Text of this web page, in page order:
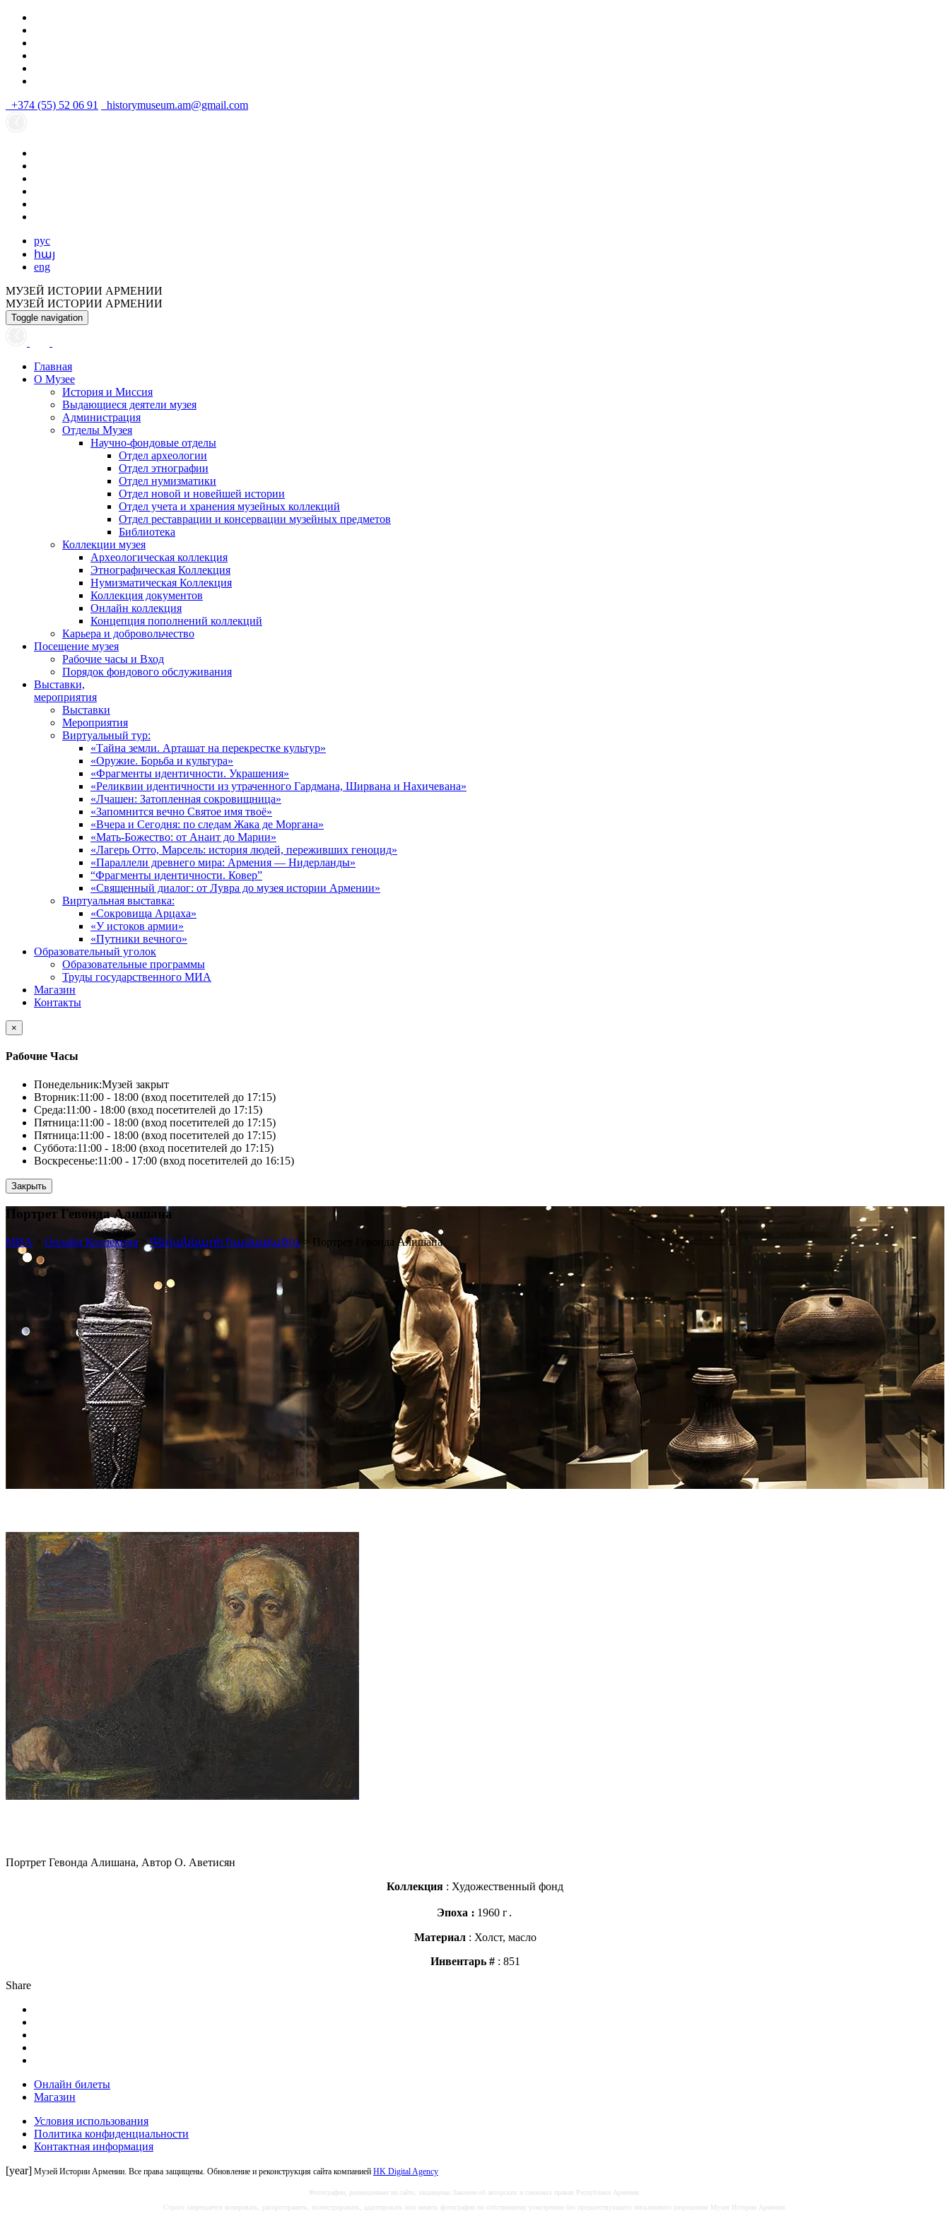
+374 (55) 52 06 91 historymuseum.am@gmail.com
рус
հայ
eng
МУЗЕЙ ИСТОРИИ АРМЕНИИ
МУЗЕЙ ИСТОРИИ АРМЕНИИ
Toggle navigation
Главная
О Музее
История и Миссия
Выдающиеся деятели музея
Администрация
Отделы Музея
Научно-фондовые отделы
Отдел археологии
Отдел этнографии
Отдел нумизматики
Отдел новой и новейшей истории
Отдел учета и хранения музейных коллекций
Отдел реставрации и консервации музейных предметов
Библиотека
Коллекции музея
Археологическая коллекция
Этнографическая Коллекция
Нумизматическая Коллекция
Коллекция документов
Онлайн коллекция
Концепция пополнений коллекций
Карьера и добровольчество
Посещение музея
Рабочие часы и Вход
Порядок фондового обслуживания
Выставки,
мероприятия
Выставки
Мероприятия
Виртуальный тур:
«Тайна земли. Арташат на перекрестке культур»
«Оружие. Борьба и культура»
«Фрагменты идентичности. Украшения»
«Реликвии идентичности из утраченного Гардмана, Ширвана и Нахичевана»
«Лчашен: Затопленная сокровищница»
«Запомнится вечно Святое имя твоё»
«Вчера и Сегодня: по следам Жака де Моргана»
«Мать-Божество: от Анаит до Марии»
«Лагерь Отто, Марсель: история людей, переживших геноцид»
«Параллели древнего мира: Армения — Нидерланды»
“Фрагменты идентичности. Ковер”
«Священный диалог: от Лувра до музея истории Армении»
Виртуальная выставка:
«Сокровища Арцаха»
«У истоков армии»
«Путники вечного»
Образовательный уголок
Образовательные программы
Труды государственного МИА
Магазин
Контакты
×
Рабочие Часы
Понедельник:Музей закрыт
Вторник:11:00 - 18:00 (вход посетителей до 17:15)
Среда:11:00 - 18:00 (вход посетителей до 17:15)
Пятница:11:00 - 18:00 (вход посетителей до 17:15)
Пятница:11:00 - 18:00 (вход посетителей до 17:15)
Суббота:11:00 - 18:00 (вход посетителей до 17:15)
Воскресенье:11:00 - 17:00 (вход посетителей до 16:15)
Закрыть
Портрет Гевонда Алишана
МИА Онлайн Коллекция >Գեղանկարի հավաքածու > Портрет Гевонда Алишана
Портрет Гевонда Алишана, Автор О. Аветисян
Коллекция : Художественный фонд
Эпоха ։ 1960 г․
Материал: Холст, масло
Инвентарь #: 851
Share
Онлайн билеты
Магазин
Условия использования
Политика конфиденциальности
Контактная информация
[year] Музей Истории Армении. Все права защищены. Обновление и реконструкция сайта компанией HK Digital Agency
Фотографии, размещенные на сайте, защищены Законом об авторских и смежных правах Республики Армения.
Строго запрещается копировать, распространять, иллюстрировать, адаптировать или менять фотографии по собственному усмотрению без предшествующего письменного разрешения Музея Истории Армении.